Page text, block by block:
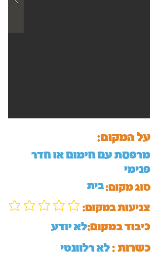
על המקום:
מרפסת עם חימום או חדר
פנימי
סוג מקום:בית
:צניעות במקום
לא יודעכיבוד במקום:
לא רלוונטי כשרות :